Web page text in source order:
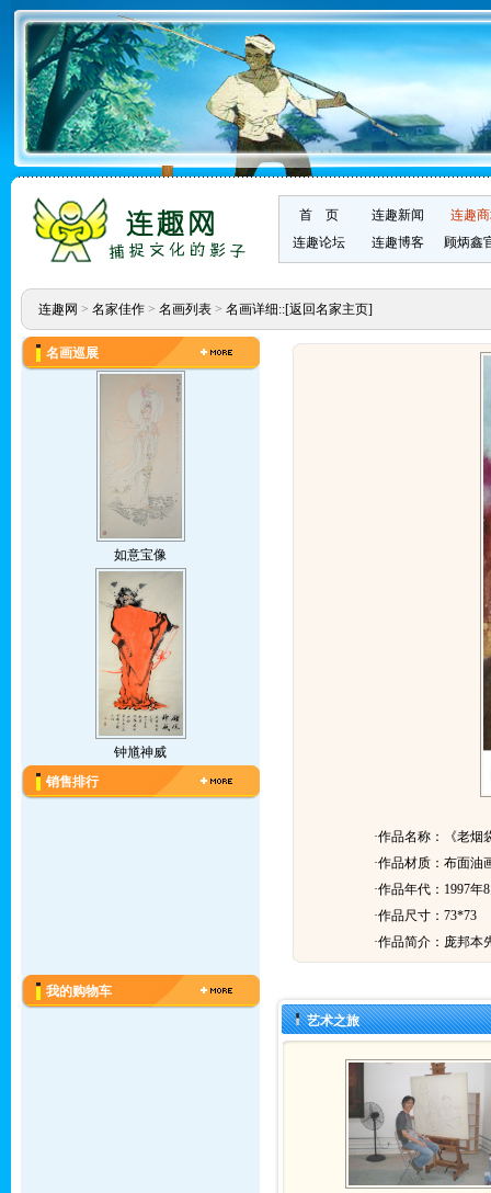
首 页 连趣新闻
连趣
连趣论坛
连趣博客 顾炳鑫
连趣网 > 名家佳作> 名画列表> 名画详细::[返回名家主页]
名画巡展
如意宝像
钟馗神威
销售排行
我的购物车
·作品名称：《老烟
·作品材质：布面油
·作品年代：1997年
·作品尺寸：73*73
·作品简介： 庞邦本
艺术之旅